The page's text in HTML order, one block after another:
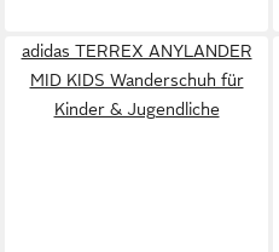
adidas TERREX ANYLANDER
MID KIDS Wanderschuh für
Kinder & Jugendliche